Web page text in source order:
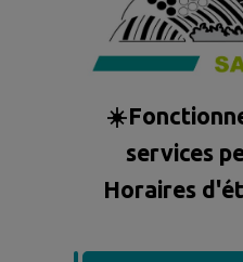
services
Horaires d'été de